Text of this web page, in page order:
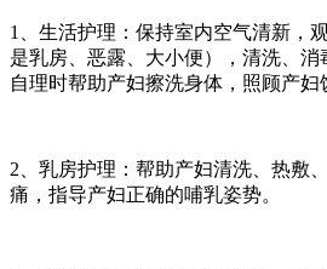
1、生活护理：保持室内空气清新，
是乳房、恶露、大小便），清洗、
自理时帮助产妇擦洗身体，照顾产妇
2、乳房护理：帮助产妇清洗、热敷
痛，指导产妇正确的哺乳姿势。